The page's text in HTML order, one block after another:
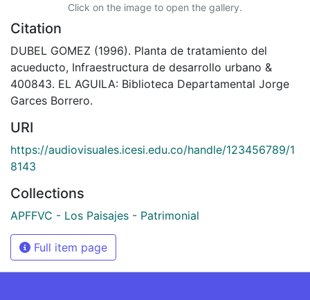
Click on the image to open the gallery.
Citation
DUBEL GOMEZ (1996). Planta de tratamiento del
acueducto, Infraestructura de desarrollo urbano &
400843. EL AGUILA: Biblioteca Departamental Jorge
Garces Borrero.
URI
https://audiovisuales.icesi.edu.co/handle/123456789/1
8143
Collections
APFFVC - Los Paisajes - Patrimonial
Full item page